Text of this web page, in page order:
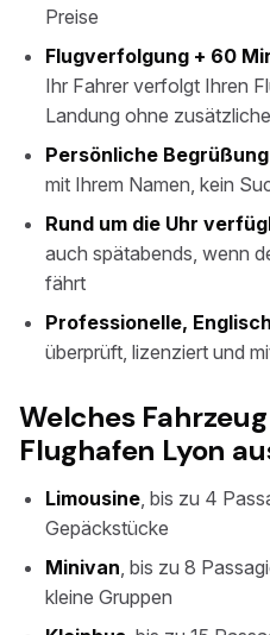
Preise
Flugverfolgung + 60
Ihr Fahrer verfolgt Ihren
Landung ohne
Persönliche
mit Ihrem Namen, kein
Rund um die Uhr
auch spätabends, wenn
fährt
Professionelle,
überprüft, lizenziert und
Welches
Flughafen Lyon
Limousine, bis zu 4
Gepäckstücke
Minivan, bis zu 8
kleine Gruppen